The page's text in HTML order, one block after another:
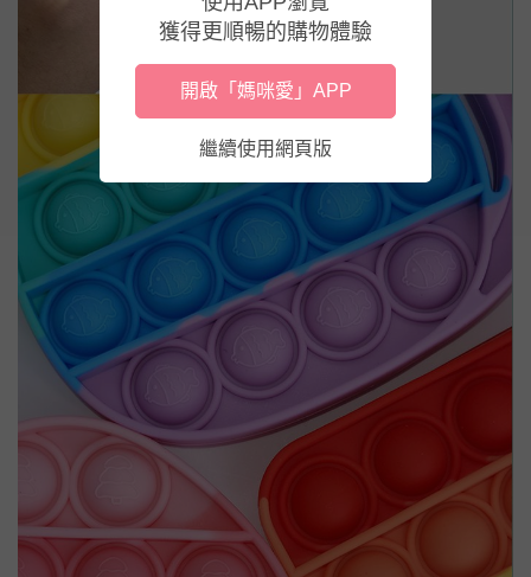
獲得更順暢的購物體驗
開啟「媽咪愛」APP
繼續使用網頁版